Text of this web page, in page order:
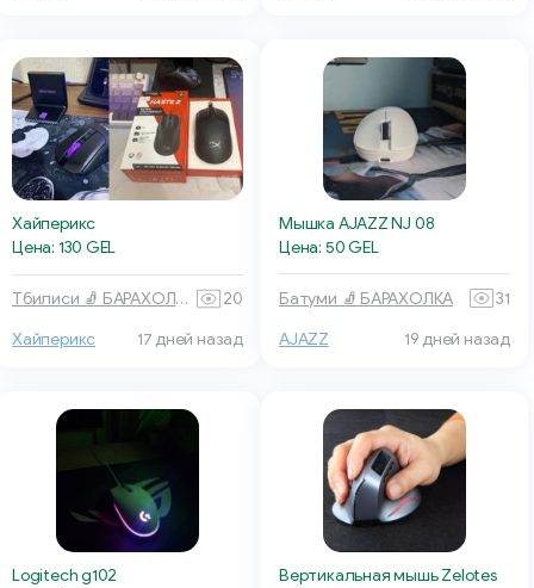
Хайперикс
Цена: 130 GEL
Тбилиси 🧦 БАРАХОЛКА 20
Хайперикс 17 дней назад
Мышка AJAZZ NJ 08
Цена: 50 GEL
Батуми 🧦 БАРАХОЛКА 31
AJAZZ 19 дней назад
Logitech g102
Вертикальная мышь Zelotes